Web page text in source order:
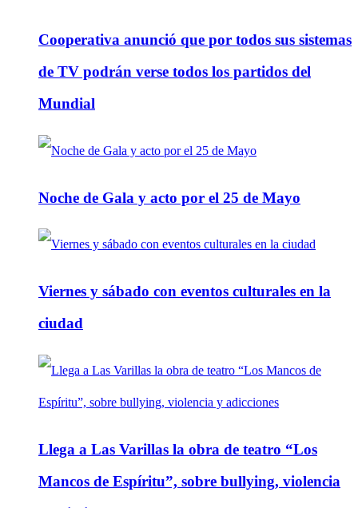
Cooperativa anunció que por todos sus sistemas
de TV podrán verse todos los partidos del
Mundial
Noche de Gala y acto por el 25 de Mayo
Viernes y sábado con eventos culturales en la
ciudad
Llega a Las Varillas la obra de teatro “Los
Mancos de Espíritu”, sobre bullying, violencia